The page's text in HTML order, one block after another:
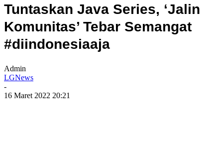
Tuntaskan Java Series, ‘Jalin
Komunitas’ Tebar Semangat
#diindonesiaaja
Admin
LGNews
-
16 Maret 2022 20:21